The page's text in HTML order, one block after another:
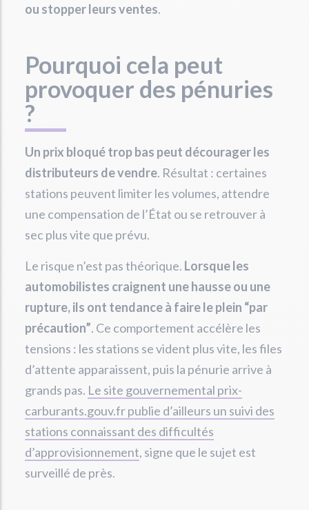
ou stopper leurs ventes.
Pourquoi cela peut
provoquer des pénuries
?
Un prix bloqué trop bas peut décourager les
distributeurs de vendre. Résultat : certaines
stations peuvent limiter les volumes, attendre
une compensation de l’État ou se retrouver à
sec plus vite que prévu.
Le risque n’est pas théorique. Lorsque les
automobilistes craignent une hausse ou une
rupture, ils ont tendance à faire le plein “par
précaution”. Ce comportement accélère les
tensions : les stations se vident plus vite, les files
d’attente apparaissent, puis la pénurie arrive à
grands pas. Le site gouvernemental prix-
carburants.gouv.fr publie d’ailleurs un suivi des
stations connaissant des difficultés
d’approvisionnement, signe que le sujet est
surveillé de près.